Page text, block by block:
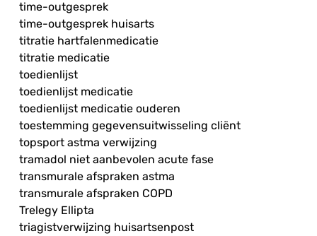
time-outgesprek
time-outgesprek huisarts
titratie hartfalenmedicatie
titratie medicatie
toedienlijst
toedienlijst medicatie
toedienlijst medicatie ouderen
toestemming gegevensuitwisseling cliënt
topsport astma verwijzing
tramadol niet aanbevolen acute fase
transmurale afspraken astma
transmurale afspraken COPD
Trelegy Ellipta
triagistverwijzing huisartsenpost